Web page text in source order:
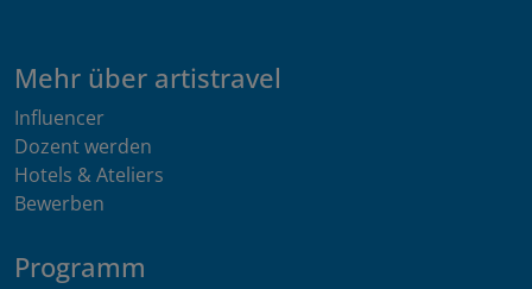
Mehr über artistravel
Influencer
Dozent werden
Hotels & Ateliers
Bewerben
Programm